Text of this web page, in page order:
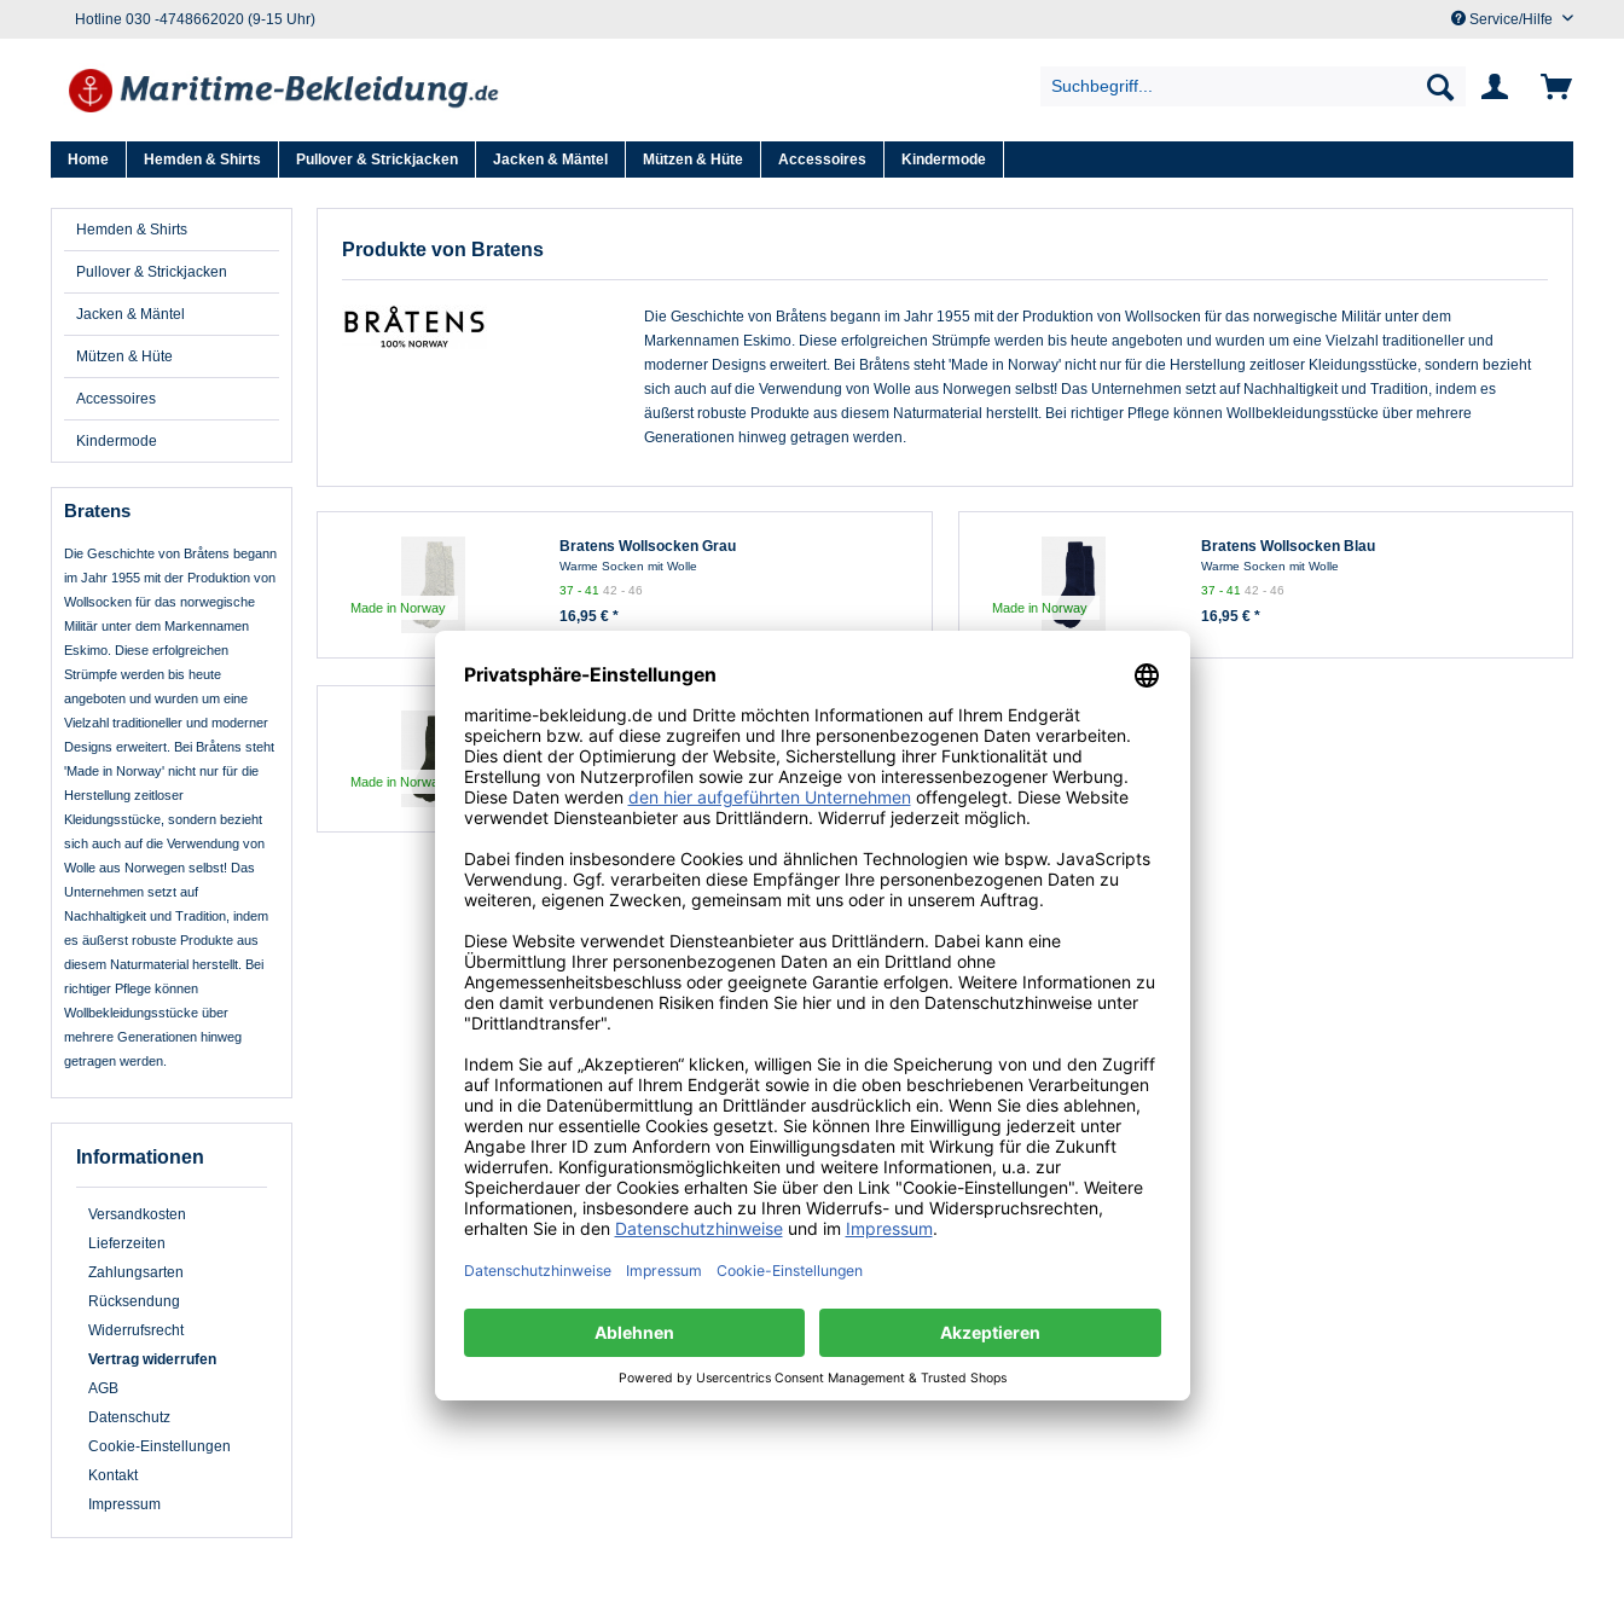
Hotline 030 -4748662020 (9-15 Uhr) Service/Hilfe
Home Hemden & Shirts Pullover & Strickjacken Jacken & Mäntel Mützen & Hüte Accessoires Kindermode
Hemden & Shirts
Pullover & Strickjacken
Jacken & Mäntel
Mützen & Hüte
Accessoires
Kindermode
Bratens
Die Geschichte von Bråtens begann
im Jahr 1955 mit der Produktion von
Wollsocken für das norwegische
Militär unter dem Markennamen
Eskimo. Diese erfolgreichen
Strümpfe werden bis heute
angeboten und wurden um eine
Vielzahl traditioneller und moderner
Designs erweitert. Bei Bråtens steht
'Made in Norway' nicht nur für die
Herstellung zeitloser
Kleidungsstücke, sondern bezieht
sich auch auf die Verwendung von
Wolle aus Norwegen selbst! Das
Unternehmen setzt auf
Nachhaltigkeit und Tradition, indem
es äußerst robuste Produkte aus
diesem Naturmaterial herstellt. Bei
richtiger Pflege können
Wollbekleidungsstücke über
mehrere Generationen hinweg
getragen werden.
Informationen
Versandkosten
Lieferzeiten
Zahlungsarten
Rücksendung
Widerrufsrecht
Vertrag widerrufen
AGB
Datenschutz
Cookie-Einstellungen
Kontakt
Impressum
Produkte von Bratens
Die Geschichte von Bråtens begann im Jahr 1955 mit der Produktion von Wollsocken für das norwegische Militär unter dem
Markennamen Eskimo. Diese erfolgreichen Strümpfe werden bis heute angeboten und wurden um eine Vielzahl traditioneller und
moderner Designs erweitert. Bei Bråtens steht 'Made in Norway' nicht nur für die Herstellung zeitloser Kleidungsstücke, sondern bezieht
sich auch auf die Verwendung von Wolle aus Norwegen selbst! Das Unternehmen setzt auf Nachhaltigkeit und Tradition, indem es
äußerst robuste Produkte aus diesem Naturmaterial herstellt. Bei richtiger Pflege können Wollbekleidungsstücke über mehrere
Generationen hinweg getragen werden.
Made in Norway
Bratens Wollsocken Grau
Warme Socken mit Wolle
37 - 4142 - 46
16,95 € * Made in Norway
Bratens Wollsocken Blau
Warme Socken mit Wolle
37 - 41 42 - 46
16,95 € *
Made in Norway
Bratens Wollsocken Oliv Grün
Warme Socken mit Wolle
37-4142-46
16,95 € *